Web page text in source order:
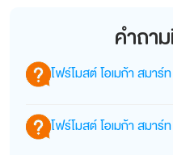
คำถา
โฟร์โมสต์ โอเมก้า สมา
นม UHT สำหรับเด็ก
MFGM, โอเมก้า 3-6-
โฟร์โมสต์ โอเมก้า สมา